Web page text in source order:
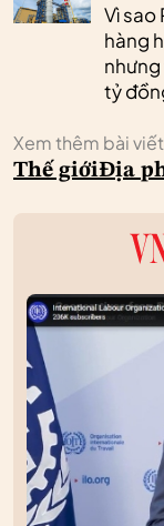
Vì sao
hàng
tỷ
Xem thêm bài
Thế giớiĐịa